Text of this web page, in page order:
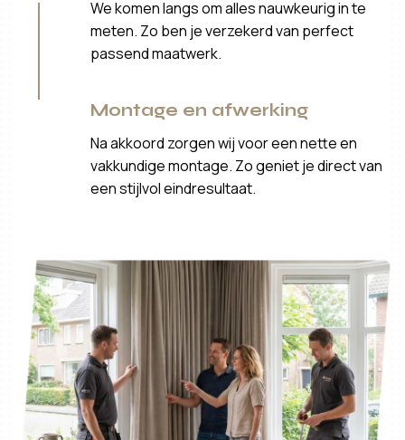
We komen langs om alles nauwkeurig in te
meten. Zo ben je verzekerd van perfect
passend maatwerk.
Montage en afwerking
Na akkoord zorgen wij voor een nette en
vakkundige montage. Zo geniet je direct van
een stijlvol eindresultaat.